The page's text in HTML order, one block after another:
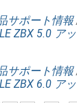
サポート情報
ZBX 5.0 ア
サポート情報
ZBX 6.0 ア